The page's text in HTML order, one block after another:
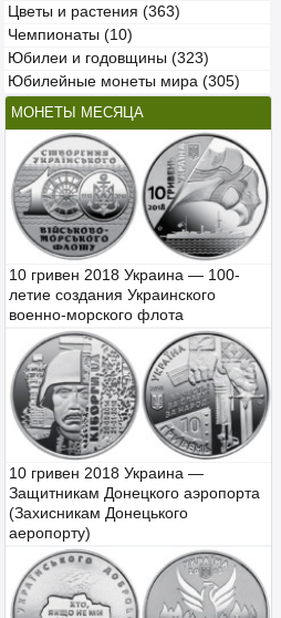
Цветы и растения (363)
Чемпионаты (10)
Юбилеи и годовщины (323)
Юбилейные монеты мира (305)
МОНЕТЫ МЕСЯЦА
10 гривен 2018 Украина — 100-
летие создания Украинского
военно-морского флота
10 гривен 2018 Украина —
Защитникам Донецкого аэропорта
(Захисникам Донецького
аеропорту)